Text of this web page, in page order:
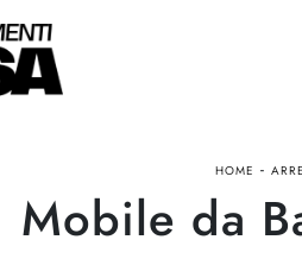
HOME -
Mobile da